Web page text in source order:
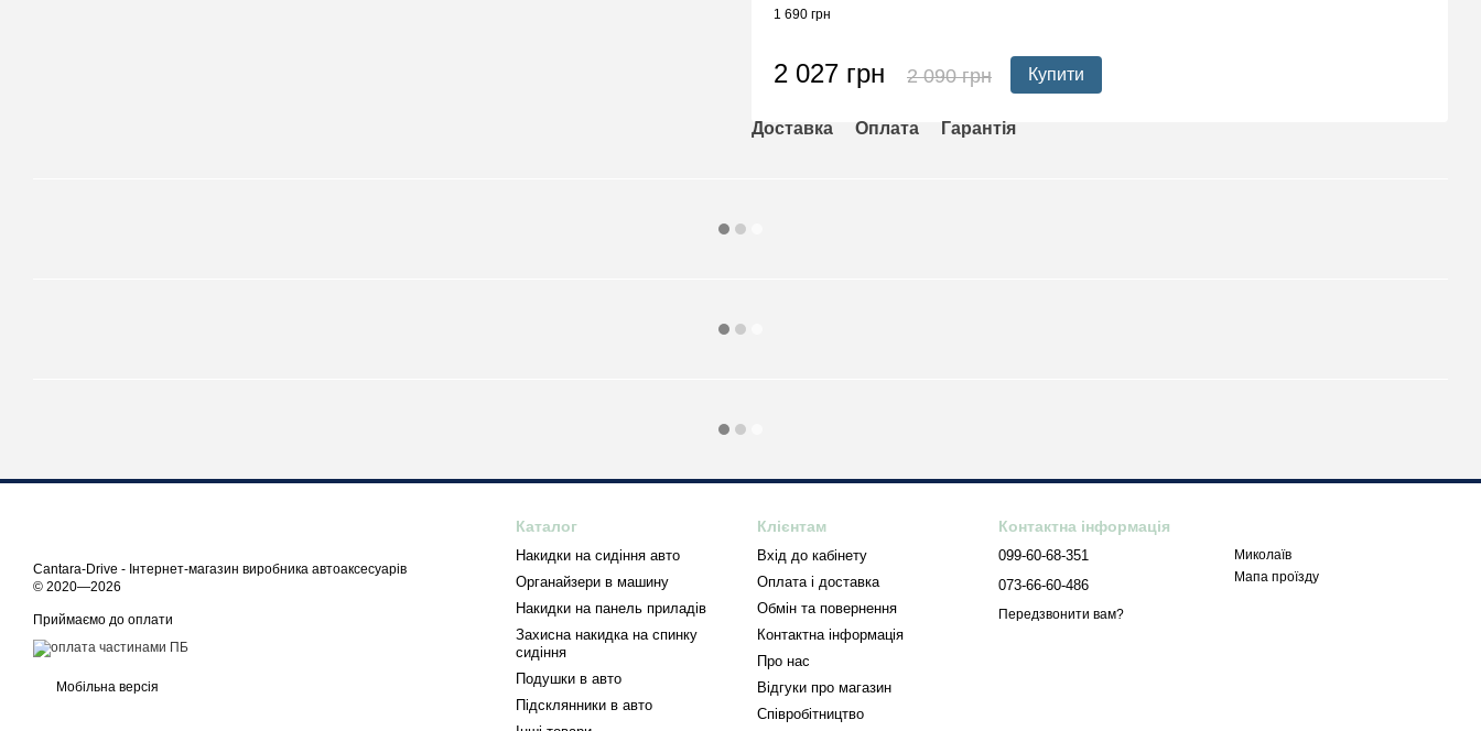
1 690 грн
2 027 грн 2 090 грн Купити
Доставка Оплата Гарантія
Cantara-Drive - Інтернет-магазин виробника автоаксесуарів
© 2020—2026
Приймаємо до оплати
Мобільна версія
Каталог
Накидки на сидіння авто
Органайзери в машину
Накидки на панель приладів
Захисна накидка на спинку
сидіння
Подушки в авто
Підсклянники в авто
Клієнтам
Вхід до кабінету
Оплата і доставка
Обмін та повернення
Контактна інформація
Про нас
Відгуки про магазин
Співробітництво
Контактна інформація
099-60-68-351
073-66-60-486
Передзвонити вам?
Миколаїв
Мапа проїзду